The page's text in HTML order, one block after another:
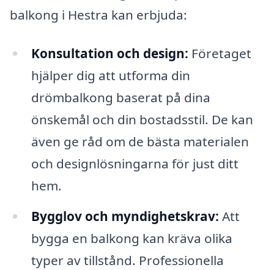
balkong i Hestra kan erbjuda:
Konsultation och design: Företaget
hjälper dig att utforma din
drömbalkong baserat på dina
önskemål och din bostadsstil. De kan
även ge råd om de bästa materialen
och designlösningarna för just ditt
hem.
Bygglov och myndighetskrav: Att
bygga en balkong kan kräva olika
typer av tillstånd. Professionella